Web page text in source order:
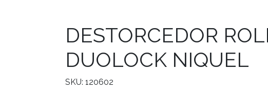
DESTORCEDOR
DUOLOCK NIQUEL
SKU: 120602